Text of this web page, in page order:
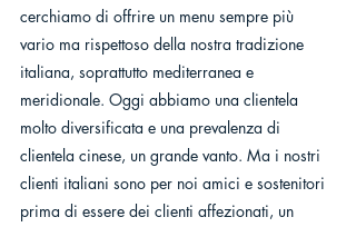
cerchiamo di offrire un menu sempre più
vario ma rispettoso della nostra tradizione
italiana, soprattutto mediterranea e
meridionale. Oggi abbiamo una clientela
molto diversificata e una prevalenza di
clientela cinese, un grande vanto. Ma i nostri
clienti italiani sono per noi amici e sostenitori
prima di essere dei clienti affezionati, un